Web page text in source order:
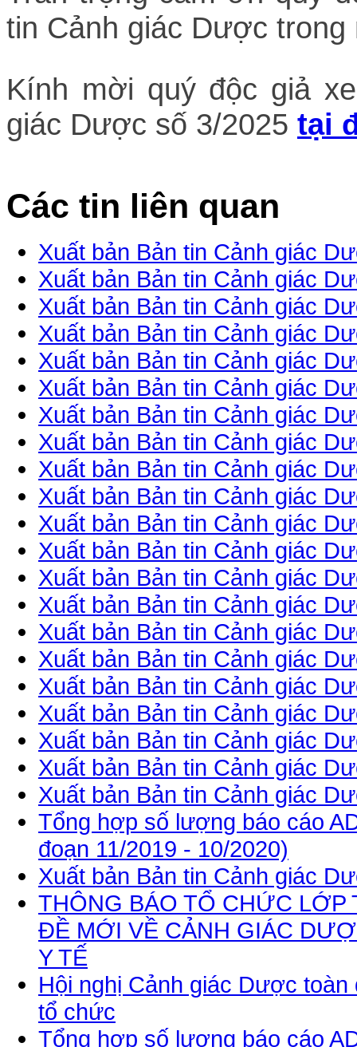
tin Cảnh giác Dược
Kính mời quý độc giả
giác Dược số 3/2025 tại
Các tin liên quan
Xuất bản Bản tin Cảnh giác
Xuất bản Bản tin Cảnh giác
Xuất bản Bản tin Cảnh giác
Xuất bản Bản tin Cảnh giác
Xuất bản Bản tin Cảnh giác
Xuất bản Bản tin Cảnh giác
Xuất bản Bản tin Cảnh giác
Xuất bản Bản tin Cảnh giác
Xuất bản Bản tin Cảnh giác
Xuất bản Bản tin Cảnh giác
Xuất bản Bản tin Cảnh giác
Xuất bản Bản tin Cảnh giác
Xuất bản Bản tin Cảnh giác
Xuất bản Bản tin Cảnh giác
Xuất bản Bản tin Cảnh giác
Xuất bản Bản tin Cảnh giác
Xuất bản Bản tin Cảnh giác
Xuất bản Bản tin Cảnh giác
Xuất bản Bản tin Cảnh giác
Xuất bản Bản tin Cảnh giác
Xuất bản Bản tin Cảnh giác
Tổng hợp số lượng báo cáo
đoạn 11/2019 - 10/2020)
Xuất bản Bản tin Cảnh giác
THÔNG BÁO TỔ CHỨC LỚP
ĐỀ MỚI VỀ CẢNH GIÁC
Y TẾ
Hội nghị Cảnh giác Dược
tổ chức
Tổng hợp số lượng báo cáo